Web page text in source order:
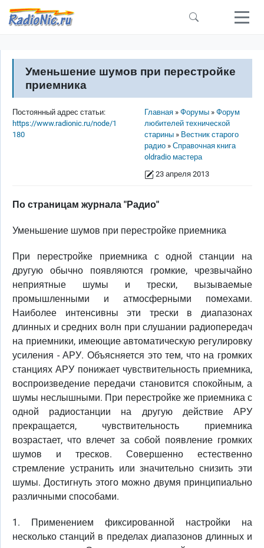
Перейти к основному содержанию
Уменьшение шумов при перестройке
приемника
Строка навигации
Главная Форумы
Форум
любителей технической
старины
Вестник старого
радио
Справочная книга
oldradio мастера
23 апреля 2013
Постоянный адрес статьи:
https://www.radionic.ru/node/1
180
По страницам журнала "Радио"
Уменьшение шумов при перестройке приемника
При перестройке приемника с одной станции на
другую обычно появляются громкие, чрезвычайно
неприятные шумы и трески, вызываемые
промышленными и атмосферными помехами.
Наиболее интенсивны эти трески в диапазонах
длинных и средних волн при слушании радиопередач
на приемники, имеющие автоматическую регулировку
усиления - АРУ. Объясняется это тем, что на громких
станциях АРУ понижает чувствительность приемника,
воспроизведение передачи становится спокойным, а
шумы неслышными. При перестройке же приемника с
одной радиостанции на другую действие АРУ
прекращается, чувствительность приемника
возрастает, что влечет за собой появление громких
шумов и тресков. Совершенно естественно
стремление устранить или значительно снизить эти
шумы. Достигнуть этого можно двумя принципиально
различными способами.
1. Применением фиксированной настройки на
несколько станций в пределах диапазонов длинных и